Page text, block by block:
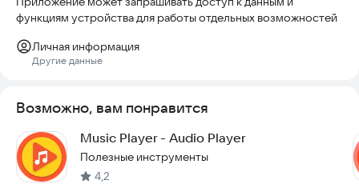
функциям устройства для работы отдельных возможностей
Личная информация
Другие данные
Возможно, вам понравится
Music Player - Audio Player
Полезные инструменты
4,2